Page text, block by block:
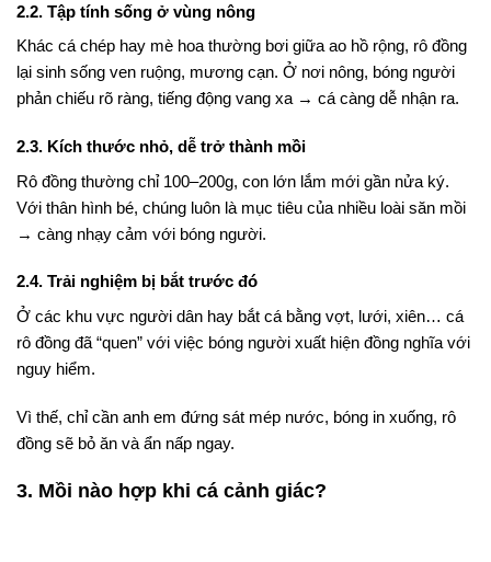
2.2. Tập tính sống ở vùng nông
Khác cá chép hay mè hoa thường bơi giữa ao hồ rộng, rô đồng
lại sinh sống ven ruộng, mương cạn. Ở nơi nông, bóng người
phản chiếu rõ ràng, tiếng động vang xa → cá càng dễ nhận ra.
2.3. Kích thước nhỏ, dễ trở thành mồi
Rô đồng thường chỉ 100–200g, con lớn lắm mới gần nửa ký.
Với thân hình bé, chúng luôn là mục tiêu của nhiều loài săn mồi
→ càng nhạy cảm với bóng người.
2.4. Trải nghiệm bị bắt trước đó
Ở các khu vực người dân hay bắt cá bằng vợt, lưới, xiên… cá
rô đồng đã “quen” với việc bóng người xuất hiện đồng nghĩa với
nguy hiểm.
Vì thế, chỉ cần anh em đứng sát mép nước, bóng in xuống, rô
đồng sẽ bỏ ăn và ẩn nấp ngay.
3. Mồi nào hợp khi cá cảnh giác?